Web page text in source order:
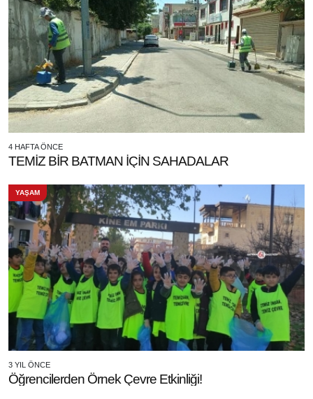
4 HAFTA ÖNCE
TEMİZ BİR BATMAN İÇİN SAHADALAR
YAŞAM
3 YIL ÖNCE
Öğrencilerden Örnek Çevre Etkinliği!